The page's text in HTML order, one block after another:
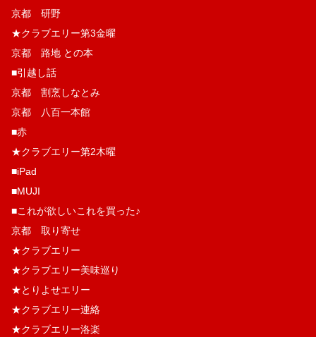
京都 研野
★クラブエリー第3金曜
京都 路地 との本
■引越し話
京都 割烹しなとみ
京都 八百一本館
■赤
★クラブエリー第2木曜
■iPad
■MUJI
■これが欲しいこれを買った♪
京都 取り寄せ
★クラブエリー
★クラブエリー美味巡り
★とりよせエリー
★クラブエリー連絡
★クラブエリー洛楽